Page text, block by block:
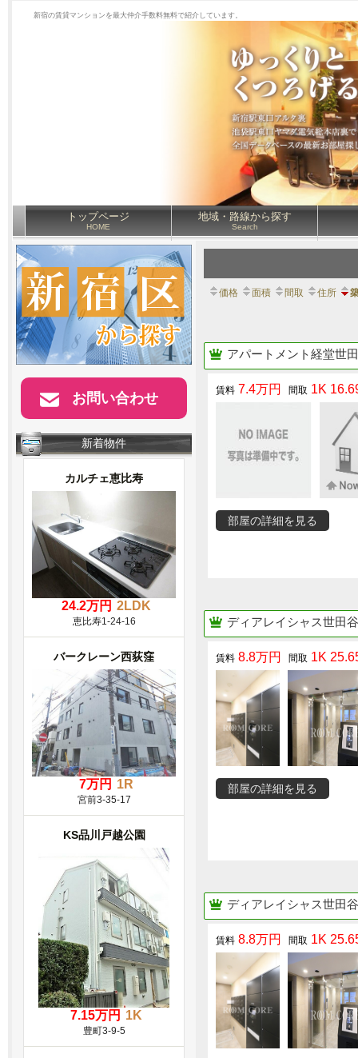
新宿の賃貸マンションを最大仲介手数料無料で紹介しています。
トップページ
HOME
地域・路線から探す
Search
価格 面積 間取 住所
アパートメント経堂世
7.4万円 1K
部屋の詳細を見る
ディアレイシャス世田
8.8万円 1K
部屋の詳細を見る
ディアレイシャス世田
8.8万円 1K
お問い合わせ
新着物件
カルチェ恵比寿
24.2万円 2LDK
恵比寿1-24-16
バークレーン西荻窪
7万円 1R
宮前3-35-17
KS品川戸越公園
7.15万円 1K
豊町3-9-5